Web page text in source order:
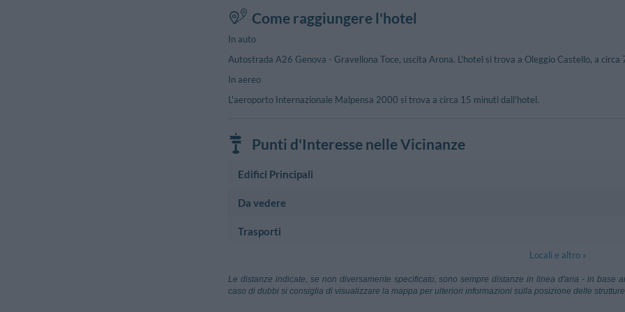
Come raggiungere l'hotel
In auto
Autostrada A26 Genova - Gravellona Toce, uscita Arona. L'hotel si trova a Oleggio Castello, a
In aereo
L'aeroporto Internazionale Malpensa 2000 si trova a circa 15 minuti dall'hotel.
Punti d'Interesse nelle Vicinanze
Edifici Principali
Municipio
Vicolo Torrazza, 2 - Oleggio Castello
Via Francesco
Sp32Dir , 27 - Gattico Piazza
Da vedere
Monumento Storico
Attrazione Turistica
Colosso Di San Carlo 2.96 km
Trasporti
Aeroporto di Malpensa 19.70 km
Ferno (Varese)
Aeroporto Di
Segrate
Locali e altro »
Le distanze indicate, se non diversamente specificato, sono sempre distanze in linea d'aria - in base
caso di dubbi si consiglia di visualizzare la mappa per ulteriori informazioni sulla posizione delle strutture.